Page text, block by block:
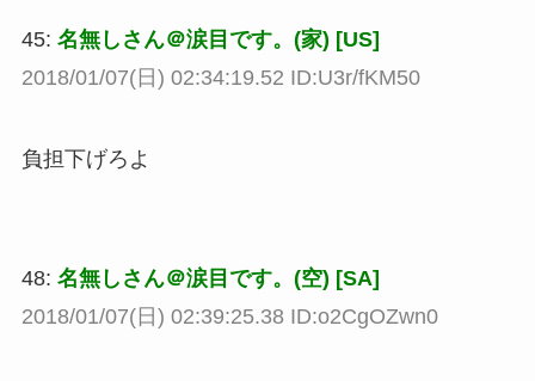
45: 名無しさん＠涙目です。(家) [US]
2018/01/07(日) 02:34:19.52 ID:U3r/fKM50
負担下げろよ
48: 名無しさん＠涙目です。(空) [SA]
2018/01/07(日) 02:39:25.38 ID:o2CgOZwn0